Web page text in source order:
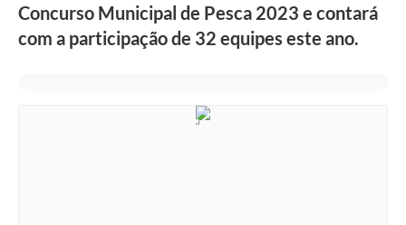
Concurso Municipal de Pesca 2023 e contará
com a participação de 32 equipes este ano.